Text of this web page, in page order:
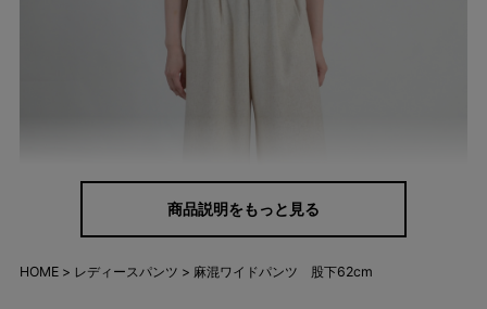
商品説明をもっと見る
HOME レディースパンツ 麻混ワイドパンツ 股下62cm